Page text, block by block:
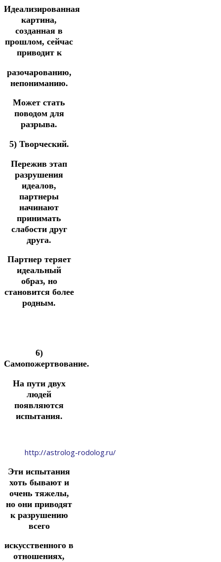
Идеализированная
картина,
созданная в
прошлом, сейчас
приводит к
разочарованию,
непониманию.
Может стать
поводом для
разрыва.
5) Творческий.
Пережив этап
разрушения
идеалов,
партнеры
начинают
принимать
слабости друг
друга.
Партнер теряет
идеальный
образ, но
становится более
родным.
6)
Самопожертвование.
На пути двух
людей
появляются
испытания.
http://astrolog-rodolog.ru/
Эти испытания
хоть бывают и
очень тяжелы,
но они приводят
к разрушению
всего
искусственного в
отношениях,